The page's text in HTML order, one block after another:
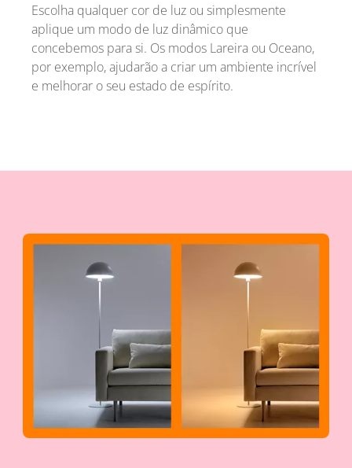
Escolha qualquer cor de luz ou simplesmente
aplique um modo de luz dinâmico que
concebemos para si. Os modos Lareira ou Oceano,
por exemplo, ajudarão a criar um ambiente incrível
e melhorar o seu estado de espírito.